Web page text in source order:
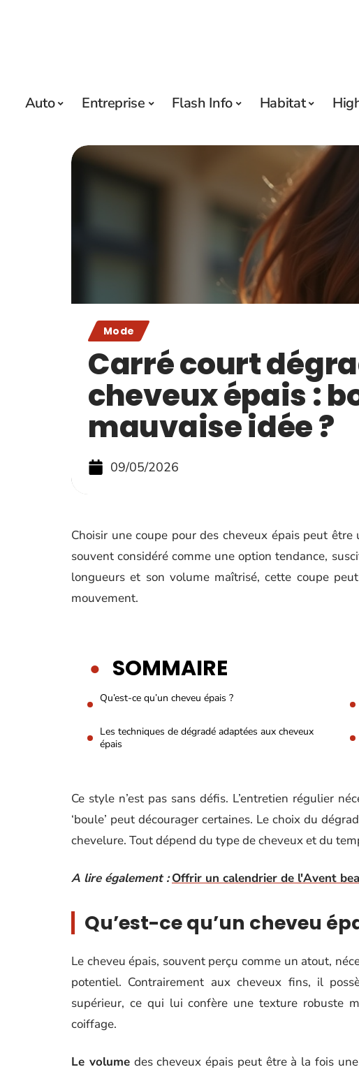
Auto Entreprise Flash Info Habitat
Mode
Carré court
cheveux épais :
mauvaise idée ?
09/05/2026
Choisir une coupe pour des cheveux épais peut
souvent considéré comme une option tendance,
longueurs et son volume maîtrisé, cette coupe
mouvement.
SOMMAIRE
Qu’est-ce qu’un cheveu épais ?
Les techniques de dégradé adaptées aux cheveux
épais
Ce style n’est pas sans défis. L’entretien régulier
‘boule’ peut décourager certaines. Le choix du
chevelure. Tout dépend du type de cheveux et du
A lire également : Offrir un calendrier de l'Avent
Qu’est-ce qu’un cheveu
Le cheveu épais, souvent perçu comme un atout,
potentiel. Contrairement aux cheveux fins, il
supérieur, ce qui lui confère une texture robuste
coiffage.
Le volumedes cheveux épais peut être à la fois